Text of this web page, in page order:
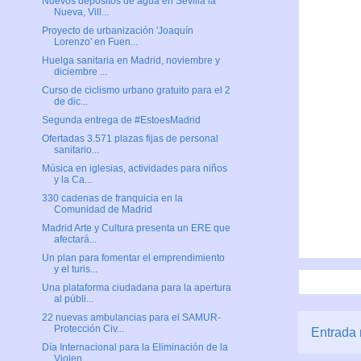
Entrada
Nueva, Vill...
Proyecto de urbanización 'Joaquín
Lorenzo' en Fuen...
Huelga sanitaria en Madrid, noviembre y
diciembre ...
Curso de ciclismo urbano gratuito para el 2
de dic...
Segunda entrega de #EstoesMadrid
Ofertadas 3.571 plazas fijas de personal
sanitario...
Música en iglesias, actividades para niños
y la Ca...
330 cadenas de franquicia en la
Comunidad de Madrid
Madrid Arte y Cultura presenta un ERE que
afectará...
Un plan para fomentar el emprendimiento
y el turis...
Una plataforma ciudadana para la apertura
al públi...
22 nuevas ambulancias para el SAMUR-
Protección Civ...
Día Internacional para la Eliminación de la